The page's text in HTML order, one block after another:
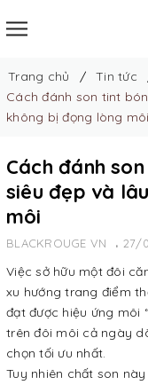
Trang chủ
Tin tức
Cách đánh son tint
không bị đọng lòng môi
Cách đánh
siêu đẹp và
môi
BLACKROUGE VN 27/
Việc sở hữu một đôi
xu hướng trang điểm
đạt được hiệu ứng môi
trên đôi môi cả ngày
chọn tối ưu nhất.
Tuy nhiên chất son